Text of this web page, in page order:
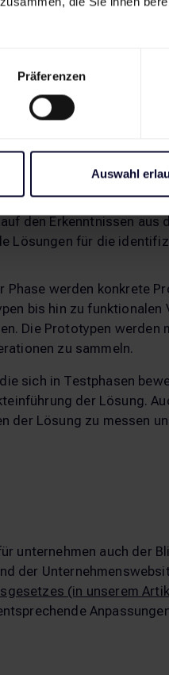
Präferenzen
Auswahl
Centered Design
Probleme und den
Umfragen
Daten
Journeys und
den Erkenntnissen aus
Lösungen für die
Phase werden konkrete
bis hin zu funktionalen
Die Prototypen werden
zu sammeln.
sich in Testphasen
der Lösung.
der Lösung zu messen
unternehmen auch der
der
(in unserem